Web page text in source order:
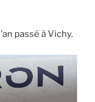
passé à Vichy.